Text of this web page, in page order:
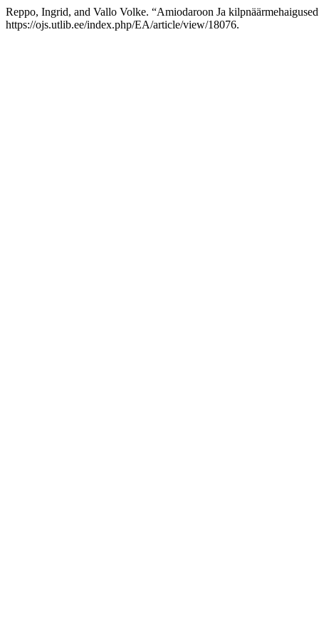
Reppo, Ingrid, and Vallo Volke. “Amiodaroon Ja
https://ojs.utlib.ee/index.php/EA/article/view/18076.